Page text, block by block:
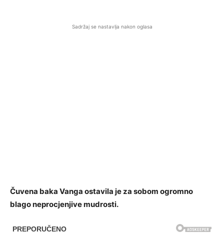
Sadržaj se nastavlja nakon oglasa
Čuvena baka Vanga ostavila je za sobom ogromno
blago neprocjenjive mudrosti.